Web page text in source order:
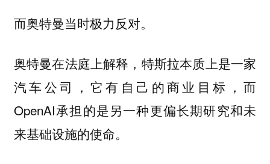
而奥特曼当时极力反对。
奥特曼在法庭上解释，特斯拉本质上是一家
汽车公司，它有自己的商业目标，而
OpenAI承担的是另一种更偏长期研究和未
来基础设施的使命。